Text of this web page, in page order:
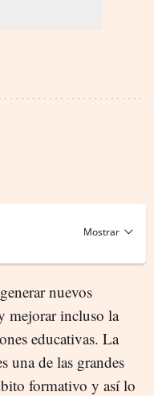
nuevos
mejorar incluso la
educativas. La
una de las grandes
formativo y así lo